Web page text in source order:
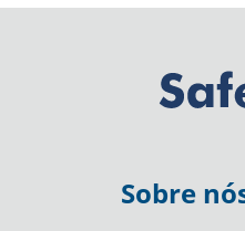
Sobre